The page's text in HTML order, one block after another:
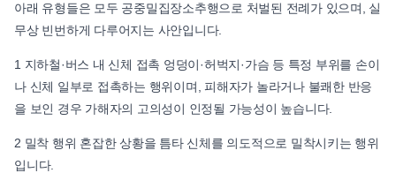
아래 유형들은 모두 공중밀집장소추행으로 처벌된 전례가 있으며, 실
무상 빈번하게 다루어지는 사안입니다.
1 지하철·버스 내 신체 접촉 엉덩이·허벅지·가슴 등 특정 부위를 손이
나 신체 일부로 접촉하는 행위이며, 피해자가 놀라거나 불쾌한 반응
을 보인 경우 가해자의 고의성이 인정될 가능성이 높습니다.
2 밀착 행위 혼잡한 상황을 틈타 신체를 의도적으로 밀착시키는 행위
입니다.